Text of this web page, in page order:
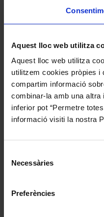
Aquest lloc web utilitza
Aquest lloc web utilitza
utilitzem cookies pròpies i
compartim informació
combinar-la amb una
inferior pot “Permetre
informació visiti la nostra
Necessàries
Preferències